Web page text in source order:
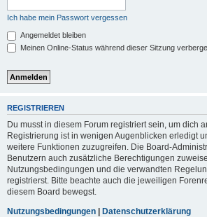
Ich habe mein Passwort vergessen
Angemeldet bleiben
Meinen Online-Status während dieser Sitzung
REGISTRIEREN
Du musst in diesem Forum registriert sein, um dich
Registrierung ist in wenigen Augenblicken erledigt
weitere Funktionen zuzugreifen. Die Board-
Benutzern auch zusätzliche Berechtigungen
Nutzungsbedingungen und die verwandten
registrierst. Bitte beachte auch die jeweiligen
diesem Board bewegst.
Nutzungsbedingungen | Datenschutzerklärung